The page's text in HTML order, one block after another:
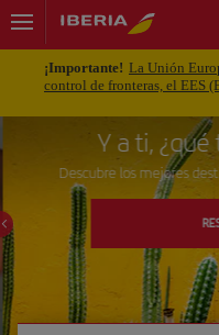
¡Importante! La Unión
control de fronteras, el EES
Y a ti,
Descubre los mejores